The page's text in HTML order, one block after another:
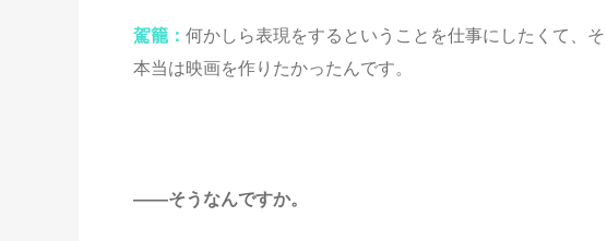
駕籠： 何かしら表現をするということを仕事にしたくて、
本当は映画を作りたかったんです。
――そうなんですか。